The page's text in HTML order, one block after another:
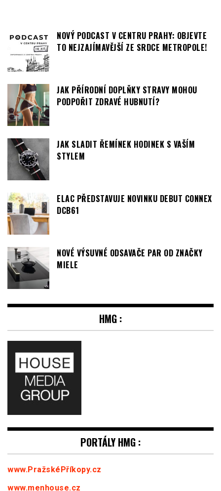
NOVÝ PODCAST V CENTRU PRAHY: OBJEVTE
TO NEJZAJÍMAVĚJŠÍ ZE SRDCE METROPOLE!
JAK PŘÍRODNÍ DOPLŇKY STRAVY MOHOU
PODPOŘIT ZDRAVÉ HUBNUTÍ?
JAK SLADIT ŘEMÍNEK HODINEK S VAŠÍM
STYLEM
ELAC PŘEDSTAVUJE NOVINKU DEBUT CONNEX
DCB61
NOVÉ VÝSUVNÉ ODSAVAČE PAR OD ZNAČKY
MIELE
HMG :
PORTÁLY HMG :
www.PražskéPříkopy.cz
www.menhouse.cz